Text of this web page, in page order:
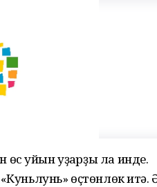
уйын уҙғарҙы ла инде.
өҫтөнлөк итә.